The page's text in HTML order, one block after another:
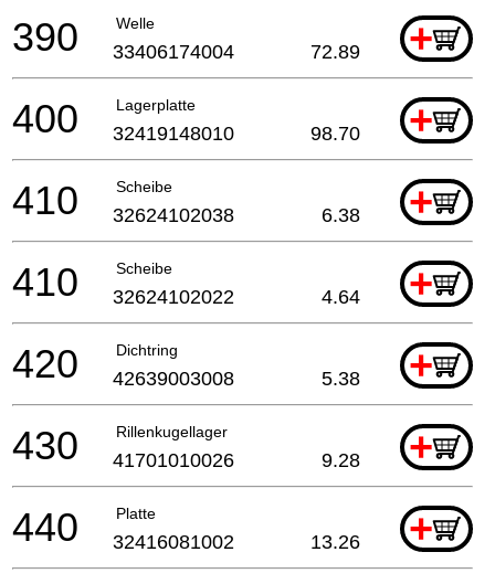
Welle +
390 33406174004 72.89
Lagerplatte +
400 32419148010 98.70
Scheibe +
410 32624102038 6.38
Scheibe +
410 32624102022 4.64
Dichtring +
420 42639003008 5.38
Rillenkugellager +
430 41701010026 9.28
Platte +
440 32416081002 13.26